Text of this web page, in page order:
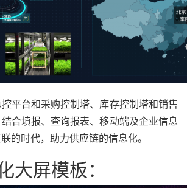
平台和采购控制塔、库存控制塔和销售
合填报、查询报表、移动端及企业信息
的时代，助力供应链的信息化。
大屏模板：